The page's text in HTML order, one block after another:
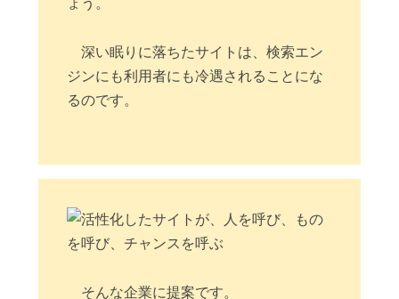
ょう。
深い眠りに落ちたサイトは、検索エン
ジンにも利用者にも冷遇されることにな
るのです。
そんな企業に提案です。